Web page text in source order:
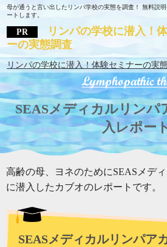
リンパの学校に潜入！
ーの実態調査
母が通うと言い出したリンパ学校の実態を調査！ 無料説
ートします。
リンパの学校に潜入！体験セミナーの実
SEASメディカルリンパ
入レポー
高齢の母、ヨネのためにSEASメデ
に潜入したカブオのレポートです。
SEASメディカルリンパア